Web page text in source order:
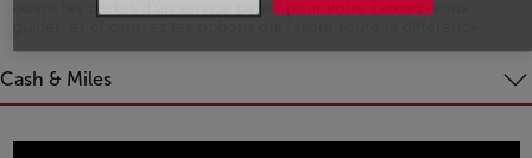
Cash & Miles